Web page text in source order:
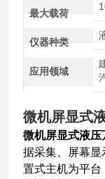
最大载荷
仪器种类
应用领域
微机屏显式
微机屏显式液压
据采集、屏幕
置式主机为平台